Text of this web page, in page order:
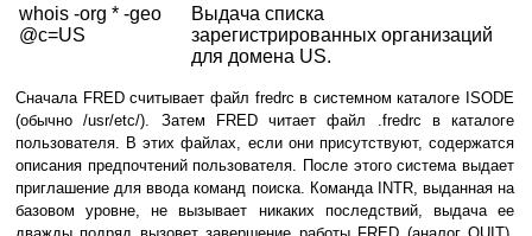
whois -org * -geo
@c=US
Выдача списка
зарегистрированных организаций
для домена US.
Сначала FRED считывает файл fredrc в системном каталоге ISODE
(обычно /usr/etc/). Затем FRED читает файл .fredrc в каталоге
пользователя. В этих файлах, если они присутствуют, содержатся
описания предпочтений пользователя. После этого система выдает
приглашение для ввода команд поиска. Команда INTR, выданная на
базовом уровне, не вызывает никаких последствий, выдача ее